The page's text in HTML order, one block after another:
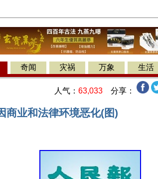
奇闻 灾祸 万象 生活
人气： 63,033 分享：
商业和法律环境恶化(图)